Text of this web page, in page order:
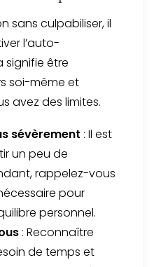
sans culpabiliser, il
l’auto-
signifie être
soi-même et
avez des limites.
sévèrement : Il est
un peu de
rappelez-vous
pour
personnel.
: Reconnaître
de temps et